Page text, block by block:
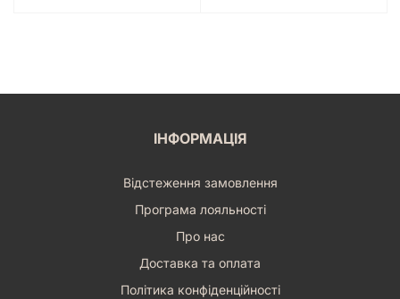
ІНФОРМАЦІЯ
Відстеження замовлення
Програма лояльності
Про нас
Доставка та оплата
Політика конфіденційності